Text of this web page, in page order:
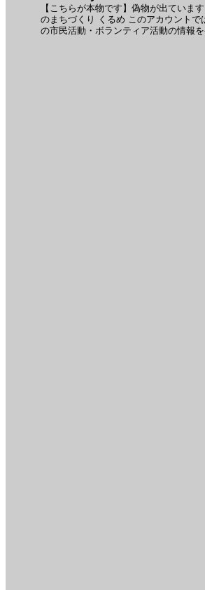
【こちらが本物です】偽物が出ていま
のまちづくり くるめ このアカウントで
の市民活動・ボランティア活動の情報を